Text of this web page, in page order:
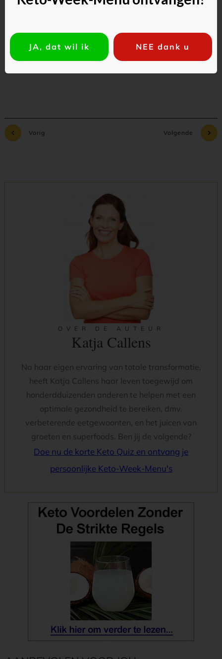
Commentaar toevoegen
Vorig Volgende
OVER DE AUTEUR
Katja Callens
Na haar eigen ervaring van totale transformatie,
heeft Katja Callens haar leven toegewijd om
honderdduizenden anderen te helpen met een
optimale gezondheid te bereiken, dmv.
verbeterende eetgewoonten, en het juicen van
groeten en superfoods. Ben jij de volgende?
Doe nu de korte Keto Quiz en ontvang je
persoonlijke Keto-Week-Menu's
JA, dat wil ik NEE dank u